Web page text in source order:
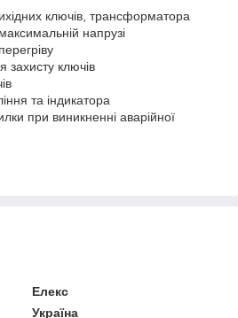
ключів, трансформатора
напрузі
захисту ключів
та індикатора
при виникненні аварійної
Елекс
Україна